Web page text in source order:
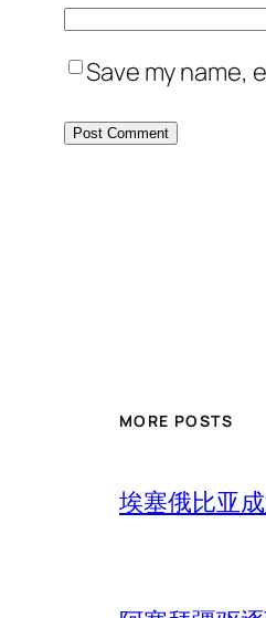
Save my name,
MORE POSTS
埃塞俄比亚